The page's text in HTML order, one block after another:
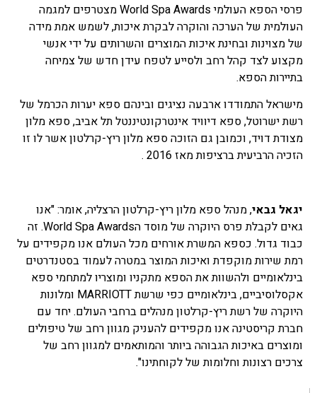
פרסי הספא העולמי World Spa Awards מצטרפים למגמה
העולמית של הערכה והוקרה לבקרת איכות, לשמש אמת מידה
של מצוינות ובחינת איכות המוצרים והשרותים על ידי אנשי
מקצוע לצד קהל רחב ולסייע לטפח עידן חדש של צמיחה
בתיירות הספא.
מישראל התמודדו ארבעה נציגים ובינהם ספא יערות הכרמל של
רשת ישרוטל, ספא דיוויד אינטרקונטיננטל תל אביב, ספא מלון
מצודת דויד, וכמובן גם הזוכה ספא מלון ריץ-קרלטון אשר לו זו
הזכיה הרביעית ברציפות מאז 2016 .
יגאל גבאי, מנהל ספא מלון ריץ-קרלטון הרצליה, אומר: "אנו
גאים לקבלת פרס היוקרה של מוסד הWorld Spa Awards. זה
כבוד גדול. כספא המשרת אורחים מכל העולם אנו מקפידים על
רמת שירות מוקפדת ואיכות המוצר במטרה לעמוד בסטנדרטים
בינלאומיים ולהשוות את הספא מתקניו ומוצריו למתחמי ספא
אקסלוסיביים, בינלאומיים כפי שרשת MARRIOTT ומלונות
היוקרה של רשת ריץ-קרלטון מנהלים ברחבי העולם. יחד עם
חברת קריסטינה אנו מקפידים להעניק מגוון רחב של טיפולים
ומוצרים באיכות הגבוהה ביותר והמותאמים למגוון רחב של
צרכים רצונות וחלומות של לקוחתינו".